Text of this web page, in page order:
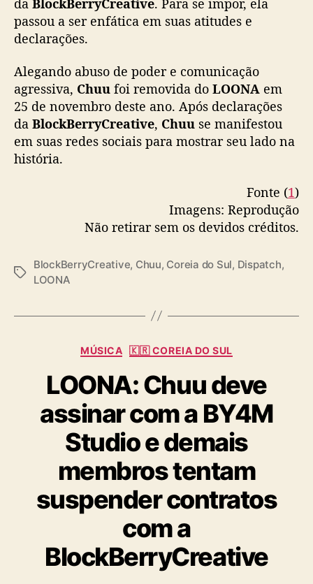
da BlockBerryCreative. Para se impor, ela
passou a ser enfática em suas atitudes e
declarações.
Alegando abuso de poder e comunicação
agressiva, Chuu foi removida do LOONA em
25 de novembro deste ano. Após declarações
da BlockBerryCreative, Chuu se manifestou
em suas redes sociais para mostrar seu lado na
história.
Fonte (1)
Imagens: Reprodução
Não retirar sem os devidos créditos.
T
s
BlockBerryCreative, Chuu, Coreia do Sul, Dispatch,
LOONA
C
t
e
g
o
r
i
a
MÚSICA 🇰🇷 COREIA DO SUL
LOONA: Chuu deve
assinar com a BY4M
Studio e demais
membros tentam
suspender contratos
com a
BlockBerryCreative